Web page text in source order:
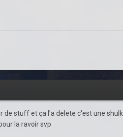
stuff et ça l'a delete c'est une
la ravoir svp